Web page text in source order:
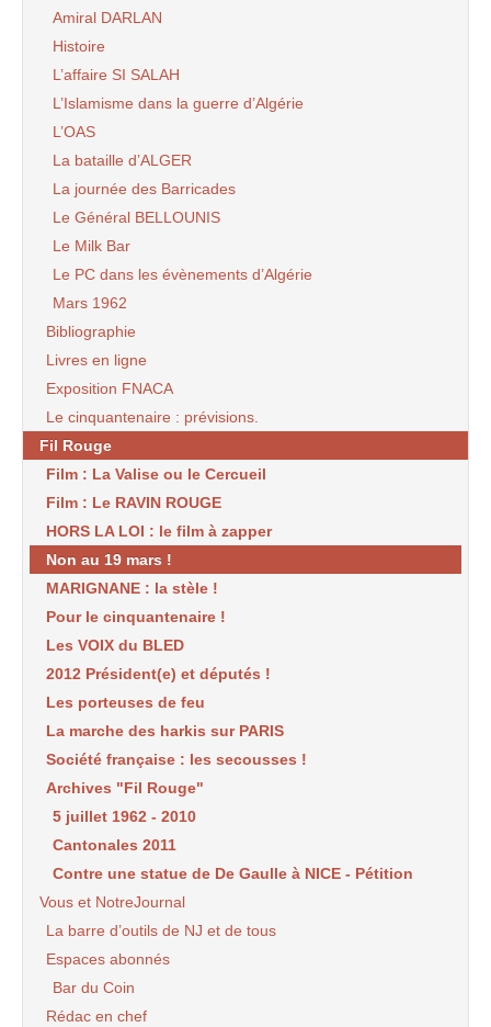
Amiral DARLAN
Histoire
L’affaire SI SALAH
L’Islamisme dans la guerre d’Algérie
L’OAS
La bataille d’ALGER
La journée des Barricades
Le Général BELLOUNIS
Le Milk Bar
Le PC dans les évènements d’Algérie
Mars 1962
Bibliographie
Livres en ligne
Exposition FNACA
Le cinquantenaire : prévisions.
Fil Rouge
Film : La Valise ou le Cercueil
Film : Le RAVIN ROUGE
HORS LA LOI : le film à zapper
Non au 19 mars !
MARIGNANE : la stèle !
Pour le cinquantenaire !
Les VOIX du BLED
2012 Président(e) et députés !
Les porteuses de feu
La marche des harkis sur PARIS
Société française : les secousses !
Archives "Fil Rouge"
5 juillet 1962 - 2010
Cantonales 2011
Contre une statue de De Gaulle à NICE - Pétition
Vous et NotreJournal
La barre d’outils de NJ et de tous
Espaces abonnés
Bar du Coin
Rédac en chef